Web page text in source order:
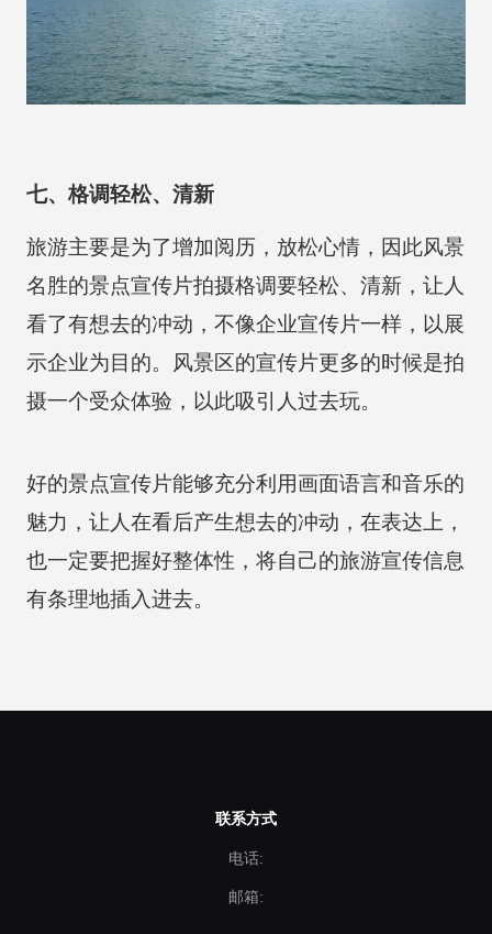
七、格调轻松、清新
旅游主要是为了增加阅历，放松心情，因此风景
名胜的景点宣传片拍摄格调要轻松、清新，让人
看了有想去的冲动，不像企业宣传片一样，以展
示企业为目的。风景区的宣传片更多的时候是拍
摄一个受众体验，以此吸引人过去玩。
好的景点宣传片能够充分利用画面语言和音乐的
魅力，让人在看后产生想去的冲动，在表达上，
也一定要把握好整体性，将自己的旅游宣传信息
有条理地插入进去。
联系方式
电话:
邮箱: